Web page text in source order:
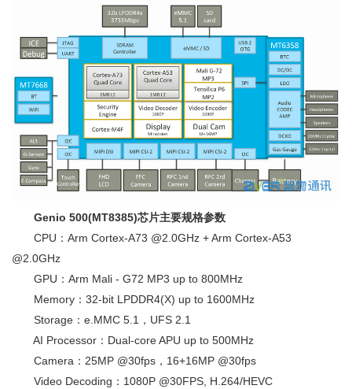
Genio 500(MT8385)芯片主要规格参数
CPU：Arm Cortex-A73 @2.0GHz + Arm Cortex-A53
@2.0GHz
GPU：Arm Mali - G72 MP3 up to 800MHz
Memory：32-bit LPDDR4(X) up to 1600MHz
Storage：e.MMC 5.1，UFS 2.1
AI Processor：Dual-core APU up to 500MHz
Camera：25MP @30fps，16+16MP @30fps
Video Decoding：1080P @30FPS, H.264/HEVC